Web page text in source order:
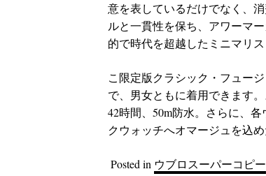
意を表しているだけでなく、
ルと一貫性を保ち、アワーマ
的で時代を超越したミニマリ
こ限定版クラシック・フュー
で、男女ともに着用できます
42時間、50m防水。さらに、
クウォッチへオマージュを込
Posted in ウブロスーパーコピー